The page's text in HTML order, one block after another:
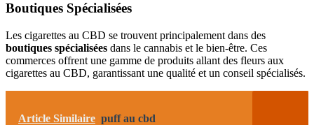
Boutiques Spécialisées
Les cigarettes au CBD se trouvent principalement dans des
boutiques spécialisées dans le cannabis et le bien-être. Ces
commerces offrent une gamme de produits allant des fleurs aux
cigarettes au CBD, garantissant une qualité et un conseil spécialisés.
Article Similaire puff au cbd